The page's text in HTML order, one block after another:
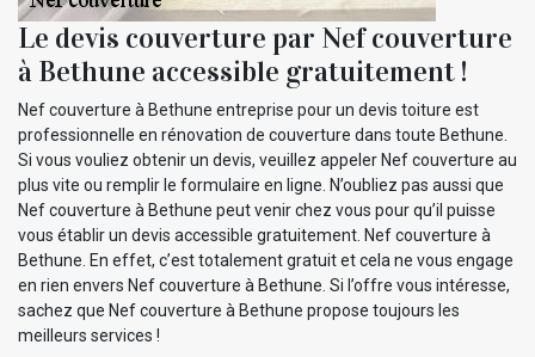
Le devis couverture par Nef couverture
à Bethune accessible gratuitement !
Nef couverture à Bethune entreprise pour un devis toiture est
professionnelle en rénovation de couverture dans toute Bethune.
Si vous vouliez obtenir un devis, veuillez appeler Nef couverture au
plus vite ou remplir le formulaire en ligne. N’oubliez pas aussi que
Nef couverture à Bethune peut venir chez vous pour qu’il puisse
vous établir un devis accessible gratuitement. Nef couverture à
Bethune. En effet, c’est totalement gratuit et cela ne vous engage
en rien envers Nef couverture à Bethune. Si l’offre vous intéresse,
sachez que Nef couverture à Bethune propose toujours les
meilleurs services !